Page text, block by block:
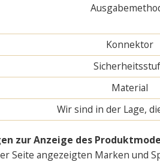
Konnektor
Material
Wir sind in der Lage,
zur Anzeige des
Seite angezeigten Marken und